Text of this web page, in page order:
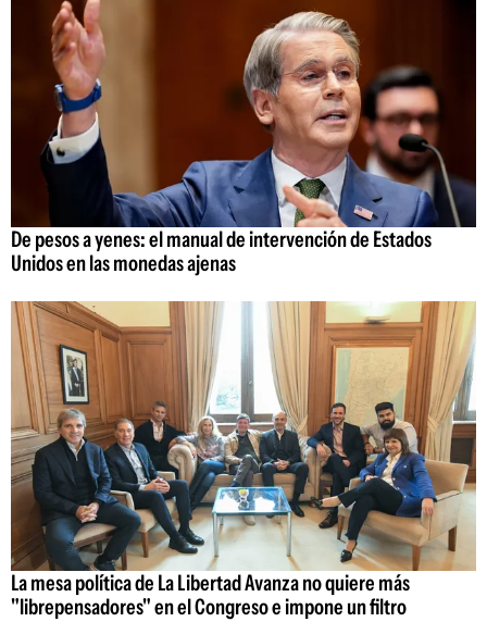
De pesos a yenes: el manual de intervención de Estados
Unidos en las monedas ajenas
La mesa política de La Libertad Avanza no quiere más
"librepensadores" en el Congreso e impone un filtro